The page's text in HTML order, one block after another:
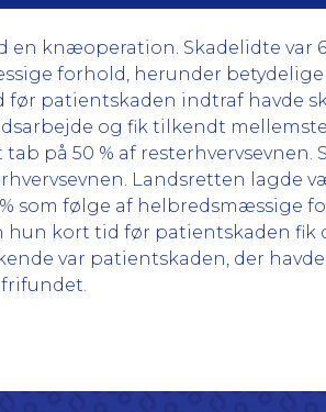
en knæoperation. Skadelidte var
forhold, herunder
patientskaden indtraf havde
og fik tilkendt
på 50 % af resterhvervsevnen.
Landsretten lagde
som følge af helbredsmæssige
kort tid før patientskaden fik
var patientskaden, der